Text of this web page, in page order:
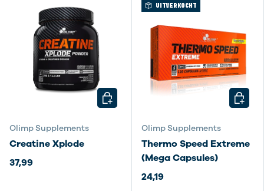
Olimp Supplements
Creatine Xplode
37,99
KIES MOGELIJKHEDEN
UITVERKOCHT
Olimp Supplements
Thermo Speed Extreme
(Mega Capsules)
24,19
KIES